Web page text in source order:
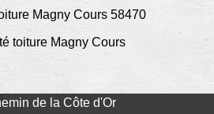
Magny Cours 58470
toiture Magny Cours
de la Côte d'Or